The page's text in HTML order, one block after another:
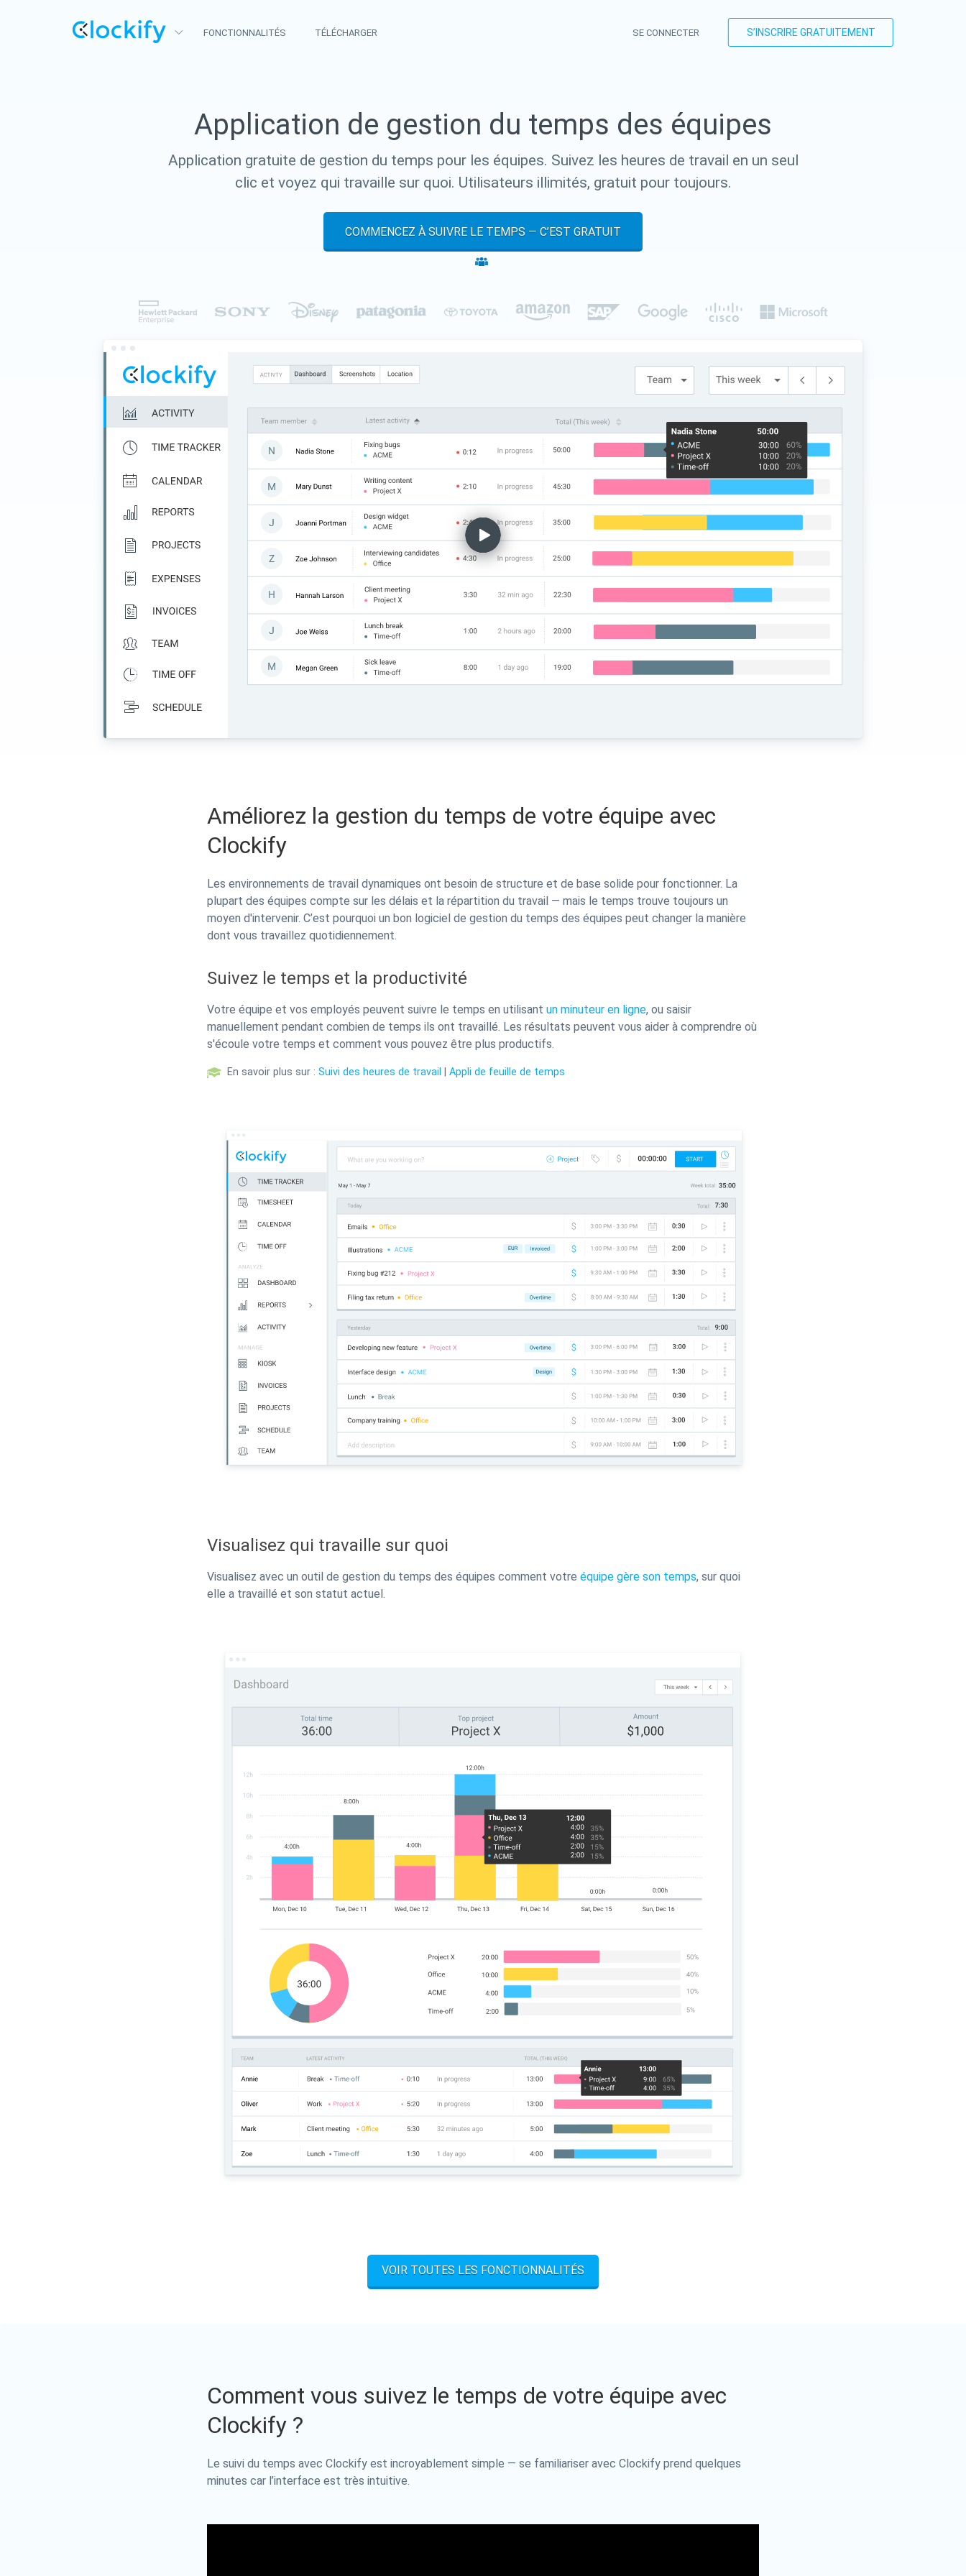
Gestion de projet et de tâches
Pumble
Communication et collaboration d'équipe
FONCTIONNALITÉS TÉLÉCHARGER SE CONNECTER S’INSCRIRE GRATUITEMENT
Application de gestion du temps des équipes
Application gratuite de gestion du temps pour les équipes. Suivez les heures de travail en un seul
clic et voyez qui travaille sur quoi. Utilisateurs illimités, gratuit pour toujours.
COMMENCEZ À SUIVRE LE TEMPS — C’EST GRATUIT
Améliorez la gestion du temps de votre équipe avec
Clockify
Les environnements de travail dynamiques ont besoin de structure et de base solide pour fonctionner. La
plupart des équipes compte sur les délais et la répartition du travail — mais le temps trouve toujours un
moyen d'intervenir. C’est pourquoi un bon logiciel de gestion du temps des équipes peut changer la manière
dont vous travaillez quotidiennement.
Suivez le temps et la productivité
Votre équipe et vos employés peuvent suivre le temps en utilisant un minuteur en ligne, ou saisir
manuellement pendant combien de temps ils ont travaillé. Les résultats peuvent vous aider à comprendre où
s'écoule votre temps et comment vous pouvez être plus productifs.
En savoir plus sur : Suivi des heures de travail Appli de feuille de temps
Visualisez qui travaille sur quoi
Visualisez avec un outil de gestion du temps des équipes comment votre équipe gère son temps, sur quoi
elle a travaillé et son statut actuel.
VOIR TOUTES LES FONCTIONNALITÉS
Comment vous suivez le temps de votre équipe avec
Clockify ?
Le suivi du temps avec Clockify est incroyablement simple — se familiariser avec Clockify prend quelques
minutes car l’interface est très intuitive.